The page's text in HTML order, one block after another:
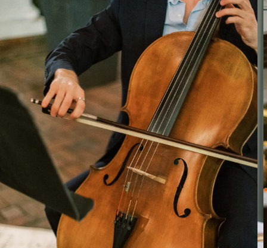
Des objets personnels, tels que le cœur violet du marié, ont été
photographiés parmi les détails de ce micro-mariage vert
chasseur
Des objets personnels,
tels que le cœur violet
du marié, ont été
photographiés parmi
les détails de ce
micro-mariage vert
chasseur